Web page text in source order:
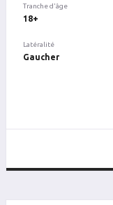
Tranche d'âge
18+
Latéralité
Gaucher